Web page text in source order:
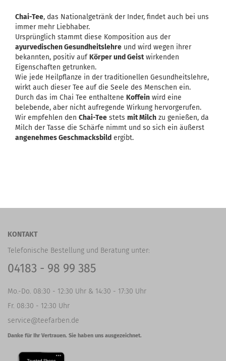
Chai-Tee, das Nationalgetränk der Inder, findet auch bei uns
immer mehr Liebhaber.
Ursprünglich stammt diese Komposition aus der
ayurvedischen Gesundheitslehre und wird wegen ihrer
bekannten, positiv auf Körper und Geistwirkenden
Eigenschaften getrunken.
Wie jede Heilpflanze in der traditionellen Gesundheitslehre,
wirkt auch dieser Tee auf die Seele des Menschen ein.
Durch das im Chai Tee enthaltene Koffein wird eine
belebende, aber nicht aufregende Wirkung hervorgerufen.
Wir empfehlen den Chai-Tee stets mit Milch zu genießen, da
Milch der Tasse die Schärfe nimmt und so sich ein äußerst
angenehmes Geschmacksbild ergibt.
KONTAKT
Telefonische Bestellung und Beratung unter:
04183 - 98 99 385
Mo.-Do. 08:30 - 12:30 Uhr & 14:30 - 17:30 Uhr
Fr. 08:30 - 12:30 Uhr
service@teefarben.de
Danke für Ihr Vertrauen. Sie haben uns ausgezeichnet.